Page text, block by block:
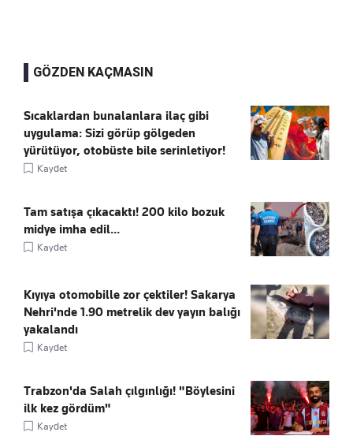
GÖZDEN KAÇMASIN
Sıcaklardan bunalanlara ilaç gibi
uygulama: Sizi görüp gölgeden
yürütüyor, otobüste bile serinletiyor!
Kaydet
Tam satışa çıkacaktı! 200 kilo bozuk
midye imha edil...
Kaydet
Kıyıya otomobille zor çektiler! Sakarya
Nehri'nde 1.90 metrelik dev yayın balığı
yakalandı
Kaydet
Trabzon'da Salah çılgınlığı! "Böylesini
ilk kez gördüm"
Kaydet